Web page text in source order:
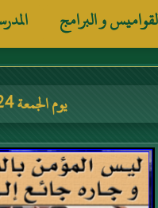
و البرامج
يوم الجمعة 24 صفر 1448 هجرية